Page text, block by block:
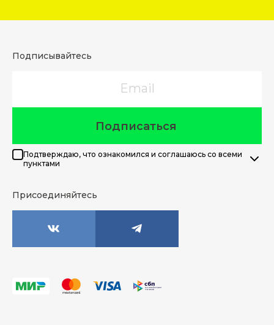
Подписывайтесь
Подписаться
Подтверждаю, что ознакомился и соглашаюсь со всеми
пунктами
Присоединяйтесь